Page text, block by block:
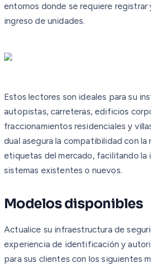
entornos donde se requiere registrar
ingreso de unidades.
Estos lectores son ideales para su
autopistas, carreteras, edificios
fraccionamientos residenciales y
dual asegura la compatibilidad con la
etiquetas del mercado, facilitando la
sistemas existentes o nuevos.
Modelos disponibles
Actualice su infraestructura de
experiencia de identificación y
para sus clientes con los siguientes